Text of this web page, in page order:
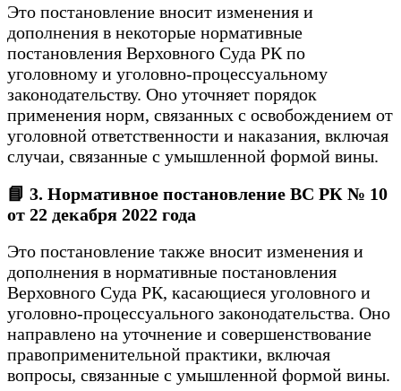
Это постановление вносит изменения и
дополнения в некоторые нормативные
постановления Верховного Суда РК по
уголовному и уголовно-процессуальному
законодательству. Оно уточняет порядок
применения норм, связанных с освобождением от
уголовной ответственности и наказания, включая
случаи, связанные с умышленной формой вины.
📘 3. Нормативное постановление ВС РК № 10
от 22 декабря 2022 года
Это постановление также вносит изменения и
дополнения в нормативные постановления
Верховного Суда РК, касающиеся уголовного и
уголовно-процессуального законодательства. Оно
направлено на уточнение и совершенствование
правоприменительной практики, включая
вопросы, связанные с умышленной формой вины.